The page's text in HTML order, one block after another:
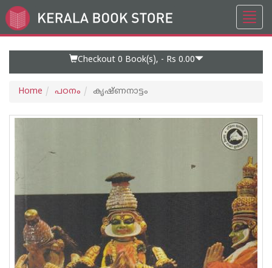
Go
to
Checkout 0 Book(s), - Rs 0.00
Home പഠനം കൃഷ്ണനാട്ടം